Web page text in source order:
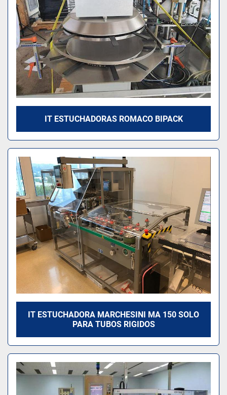
IT ESTUCHADORAS ROMACO BIPACK
IT ESTUCHADORA MARCHESINI MA 150 SOLO
PARA TUBOS RIGIDOS